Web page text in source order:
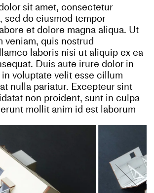
sit amet, consectetur
sed do eiusmod tempor
et dolore magna aliqua. Ut
veniam, quis nostrud
laboris nisi ut aliquip ex ea
Duis aute irure dolor in
voluptate velit esse cillum
nulla pariatur. Excepteur sint
non proident, sunt in culpa
mollit anim id est laborum